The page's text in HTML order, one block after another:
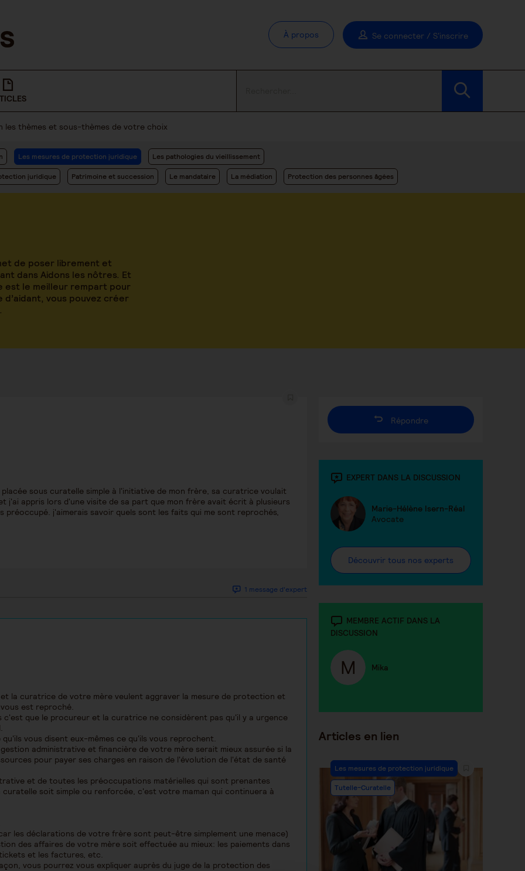
À propos Se connecter / S'inscrire
thèmes et sous-thèmes de votre choix
Les mesures de protection juridique
juridique Patrimoine et succession Le mandataire La médiation Protection des personnes âgées
Les pathologies du vieillissement
de poser librement et
dans Aidons les nôtres. Et
est le meilleur rempart pour
vous pouvez créer
sous curatelle simple à l'initiative de mon frère, sa curatrice voulait
j'ai appris lors d'une visite de sa part que mon frère avait écrit à plusieurs
préoccupé. j'aimerais savoir quels sont les faits qui me sont reprochés,
1 message d'expert
la curatrice de votre mère veulent aggraver la mesure de protection et
est reproché.
c'est que le procureur et la curatrice ne considèrent pas qu'il y a urgence
vous disent eux-mêmes ce qu'ils vous reprochent.
administrative et financière de votre mère serait mieux assurée si la
pour payer ses charges en raison de l'évolution de l'état de santé
et de toutes les préoccupations matérielles qui sont prenantes
soit simple ou renforcée, c'est votre maman qui continuera à
les déclarations de votre frère sont peut-être simplement une menace)
des affaires de votre mère soit effectuée au mieux: les paiements dans
et les factures, etc.
vous pourrez vous expliquer auprès du juge de la protection des
Répondre
EXPERT DANS LA DISCUSSION
Marie-Hélène Isern-Réal
Avocate
Découvrir tous nos experts
MEMBRE ACTIF DANS LA
DISCUSSION
Mika
Articles en lien
Les mesures de protection juridique
Tutelle-Curatelle